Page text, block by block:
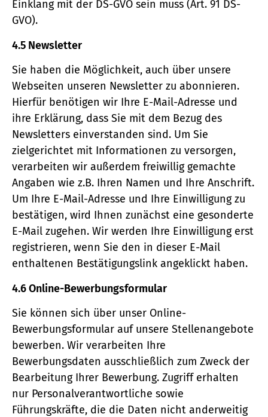
Einklang mit der DS-GVO sein muss (Art. 91 DS-
GVO).
4.5 Newsletter
Sie haben die Möglichkeit, auch über unsere
Webseiten unseren Newsletter zu abonnieren.
Hierfür benötigen wir Ihre E-Mail-Adresse und
ihre Erklärung, dass Sie mit dem Bezug des
Newsletters einverstanden sind. Um Sie
zielgerichtet mit Informationen zu versorgen,
verarbeiten wir außerdem freiwillig gemachte
Angaben wie z.B. Ihren Namen und Ihre Anschrift.
Um Ihre E-Mail-Adresse und Ihre Einwilligung zu
bestätigen, wird Ihnen zunächst eine gesonderte
E-Mail zugehen. Wir werden Ihre Einwilligung erst
registrieren, wenn Sie den in dieser E-Mail
enthaltenen Bestätigungslink angeklickt haben.
4.6 Online-Bewerbungsformular
Sie können sich über unser Online-
Bewerbungsformular auf unsere Stellenangebote
bewerben. Wir verarbeiten Ihre
Bewerbungsdaten ausschließlich zum Zweck der
Bearbeitung Ihrer Bewerbung. Zugriff erhalten
nur Personalverantwortliche sowie
Führungskräfte, die die Daten nicht anderweitig